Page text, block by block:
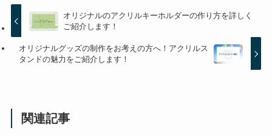
オリジナルのアクリルキーホルダーの作り方を詳しく
ご紹介します！
オリジナルグッズの制作をお考えの方へ！アクリルス
タンドの魅力をご紹介します！
関連記事